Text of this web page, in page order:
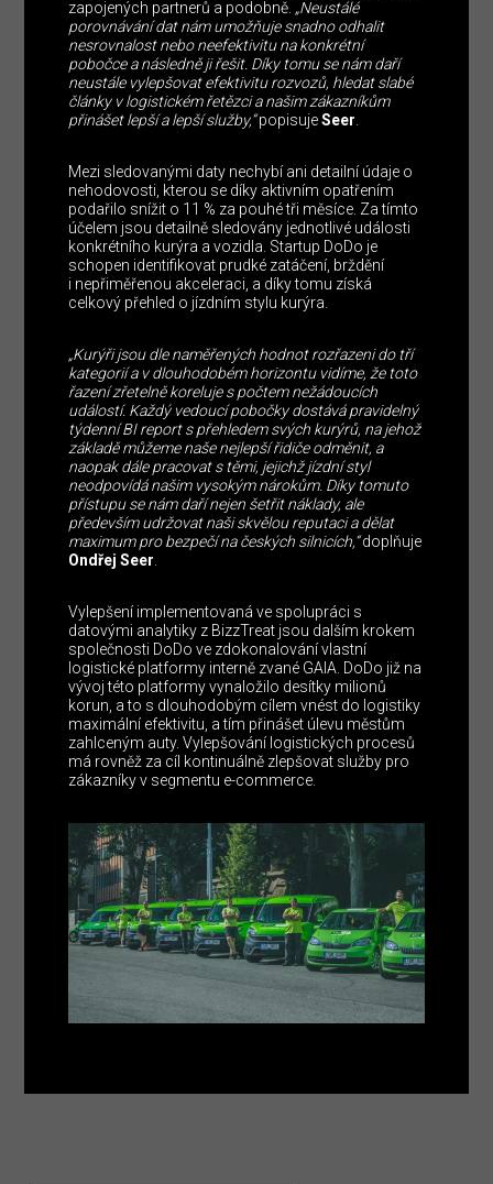
zapojených partnerů a podobně. „Neustálé
porovnávání dat nám umožňuje snadno odhalit
nesrovnalost nebo neefektivitu na konkrétní
pobočce a následně ji řešit. Díky tomu se nám daří
neustále vylepšovat efektivitu rozvozů, hledat slabé
články v logistickém řetězci a našim zákazníkům
přinášet lepší a lepší služby,“popisujeSeer
Mezi sledovanými daty nechybí ani detailní údaje o
nehodovosti, kterou se díky aktivním opatřením
podařilo snížit o 11 % za pouhé tři měsíce. Za tímto
účelem jsou detailně sledovány jednotlivé události
konkrétního kurýra a vozidla. Startup DoDo je
schopen identifikovat prudké zatáčení, brždění
i nepřiměřenou akceleraci, a díky tomu získá
celkový přehled o jízdním stylu kurýra.
„Kurýři jsou dle naměřených hodnot rozřazeni do tří
kategorií a v dlouhodobém horizontu vidíme, že toto
řazení zřetelně koreluje s počtem nežádoucích
událostí. Každý vedoucí pobočky dostává pravidelný
týdenní BI report s přehledem svých kurýrů, na jehož
základě můžeme naše nejlepší řidiče odměnit, a
naopak dále pracovat s těmi, jejichž jízdní styl
neodpovídá našim vysokým nárokům. Díky tomuto
přístupu se nám daří nejen šetřit náklady, ale
především udržovat naši skvělou reputaci a dělat
maximum pro bezpečí na českých silnicích,“doplňuje
Ondřej Seer
Vylepšení implementovaná ve spolupráci s
datovými analytiky z BizzTreat jsou dalším krokem
společnosti DoDo ve zdokonalování vlastní
logistické platformy interně zvané GAIA. DoDo již na
vývoj této platformy vynaložilo desítky milionů
korun, a to s dlouhodobým cílem vnést do logistiky
maximální efektivitu, a tím přinášet úlevu městům
zahlceným auty. Vylepšování logistických procesů
má rovněž za cíl kontinuálně zlepšovat služby pro
zákazníky v segmentu e-commerce.